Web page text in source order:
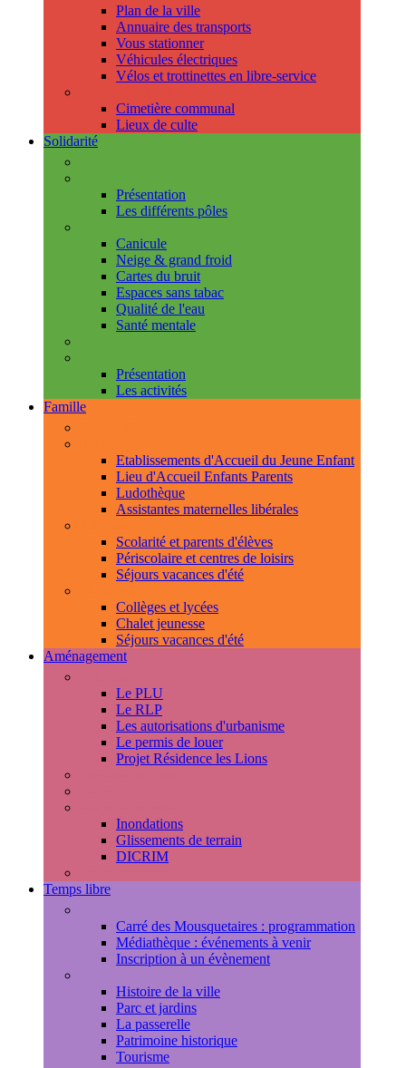
Plan de la ville
Annuaire des transports
Vous stationner
Véhicules électriques
Vélos et trottinettes en libre-service
Cimetière communal
Lieux de culte
Solidarité
Présentation
Les différents pôles
Canicule
Neige & grand froid
Cartes du bruit
Espaces sans tabac
Qualité de l'eau
Santé mentale
Présentation
Les activités
Famille
Etablissements d'Accueil du Jeune Enfant
Lieu d'Accueil Enfants Parents
Ludothèque
Assistantes maternelles libérales
Scolarité et parents d'élèves
Périscolaire et centres de loisirs
Séjours vacances d'été
Collèges et lycées
Chalet jeunesse
Séjours vacances d'été
Aménagement
Le PLU
Le RLP
Les autorisations d'urbanisme
Le permis de louer
Projet Résidence les Lions
Inondations
Glissements de terrain
DICRIM
Temps libre
Carré des Mousquetaires : programmation
Médiathèque : événements à venir
Inscription à un évènement
Histoire de la ville
Parc et jardins
La passerelle
Patrimoine historique
Tourisme